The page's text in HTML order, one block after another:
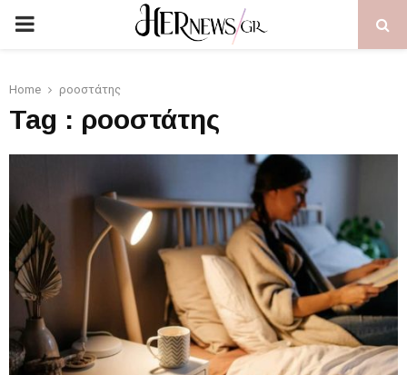
PRIMARY
Home ροοστάτης
Tag : ροοστάτης